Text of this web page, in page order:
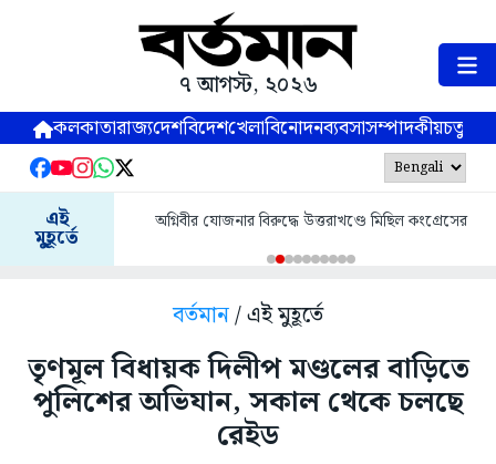
৭ আগস্ট, ২০২৬
কলকাতারাজ্যদেশবিদেশখেলাবিনোদনব্যবসাসম্পাদকীয়
এই
মুহূর্তে
অগ্নিবীর যোজনার বিরুদ্ধে উত্তরাখণ্ডে মিছিল কংগ্রেসের
বর্তমান/ এই মুহূর্তে
তৃণমূল বিধায়ক দিলীপ মণ্ডলের বাড়িতে
পুলিশের অভিযান, সকাল থেকে চলছে
রেইড